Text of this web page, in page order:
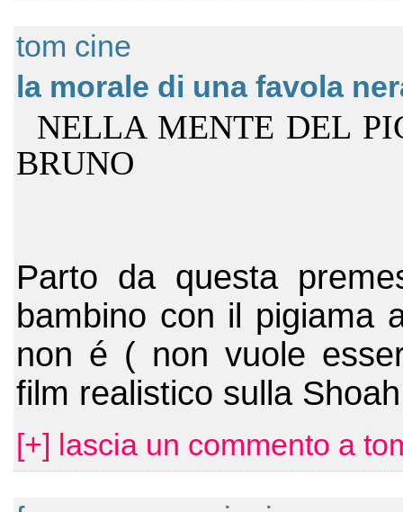
tom cine
la morale di una favola
NELLA MENTE DEL
BRUNO
Parto da questa
bambino con il pigiama
non é ( non vuole
film realistico sulla
[+] lascia un commento a